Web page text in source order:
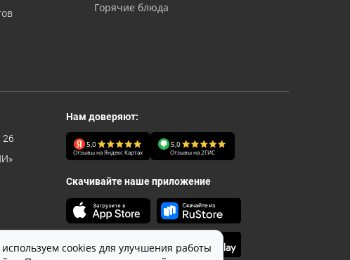
Горячие блюда
26
Нам доверяют:
5,0
Отзывы на Яндекс Картах
5,0
Отзывы на 2ГИС
Скачивайте наше приложение
cookies для улучшения работы